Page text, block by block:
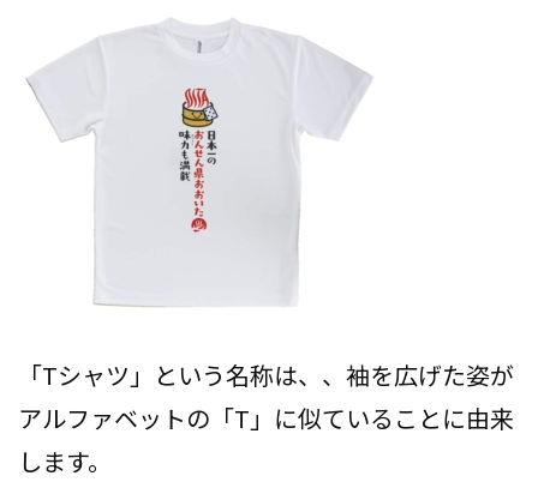
「Tシャツ」という名称は、、袖を広げた姿が
アルファベットの「T」に似ていることに由来
します。